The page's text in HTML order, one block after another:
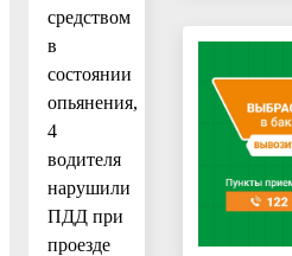
средством
в
состоянии
опьянения,
4
водителя
нарушили
ПДД при
проезде